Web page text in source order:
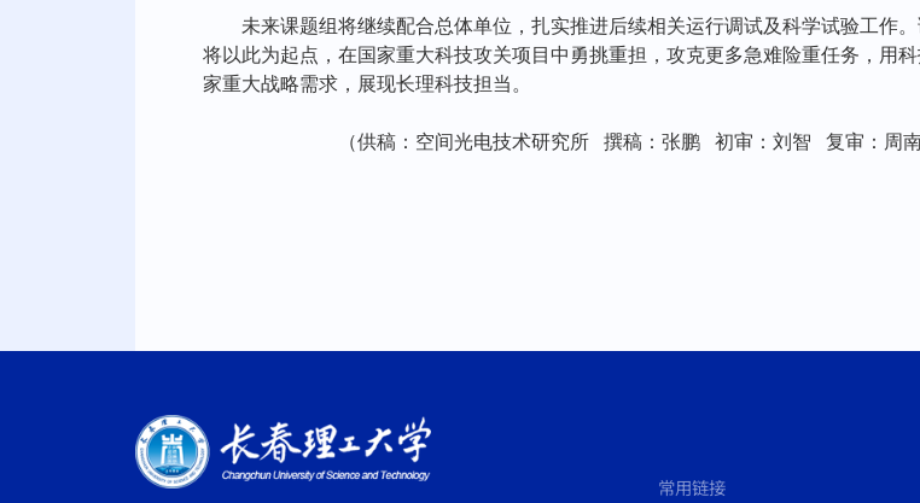
未来课题组将继续配合总体单位，扎实推进后续相关运行调试及科学试验工作。
将以此为起点，在国家重大科技攻关项目中勇挑重担，攻克更多急难险重任务，用
家重大战略需求，展现长理科技担当。
（供稿：空间光电技术研究所 撰稿：张鹏 初审：刘智 复审：周
常用链接